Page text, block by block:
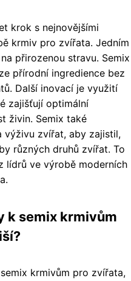
krok s nejnovějšími
krmiv pro zvířata. Jedním
přirozenou stravu. Semix
přírodní ingredience bez
Další inovací je využití
zajišťují optimální
živin. Semix také
výživu zvířat, aby zajistil,
různých druhů zvířat. To
lídrů ve výrobě moderních
k semix krmivům
krmivům pro zvířata,